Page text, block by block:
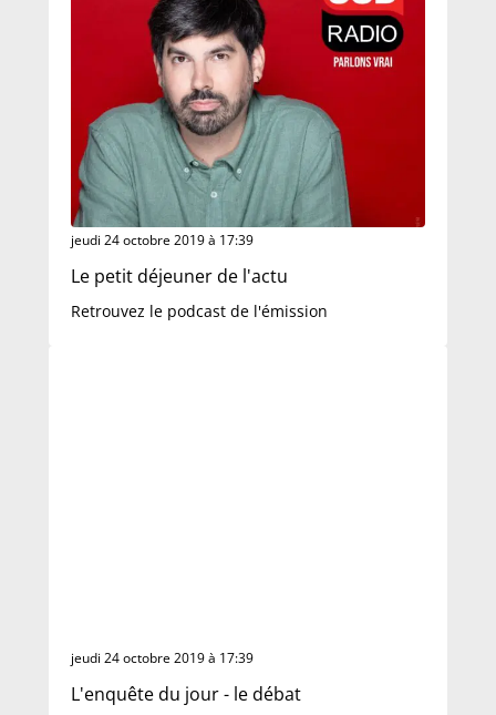
jeudi 24 octobre 2019 à 17:39
Le petit déjeuner de l'actu
Retrouvez le podcast de l'émission
jeudi 24 octobre 2019 à 17:39
L'enquête du jour - le débat